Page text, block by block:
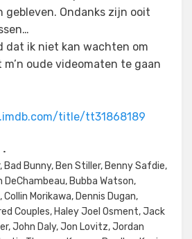
Ondanks zijn ooit
dat ik niet kan wachten om
oude videomaten te gaan
title/tt31868189
, Bad Bunny, Ben Stiller, Benny Safdie,
DeChambeau, Bubba Watson,
,Collin Morikawa, Dennis Dugan,
Couples, Haley Joel Osment,Jack
,John Daly,Jon Lovitz,Jordan